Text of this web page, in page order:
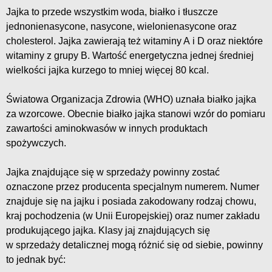
Jajka to przede wszystkim woda, białko i tłuszcze
jednonienasycone, nasycone, wielonienasycone oraz
cholesterol. Jajka zawierają też witaminy A i D oraz niektóre
witaminy z grupy B. Wartość energetyczna jednej średniej
wielkości jajka kurzego to mniej więcej 80 kcal.
Światowa Organizacja Zdrowia (WHO) uznała białko jajka
za wzorcowe. Obecnie białko jajka stanowi wzór do pomiaru
zawartości aminokwasów w innych produktach
spożywczych.
Jajka znajdujące się w sprzedaży powinny zostać
oznaczone przez producenta specjalnym numerem. Numer
znajduje się na jajku i posiada zakodowany rodzaj chowu,
kraj pochodzenia (w Unii Europejskiej) oraz numer zakładu
produkującego jajka. Klasy jaj znajdujących się
w sprzedaży detalicznej mogą różnić się od siebie, powinny
to jednak być: